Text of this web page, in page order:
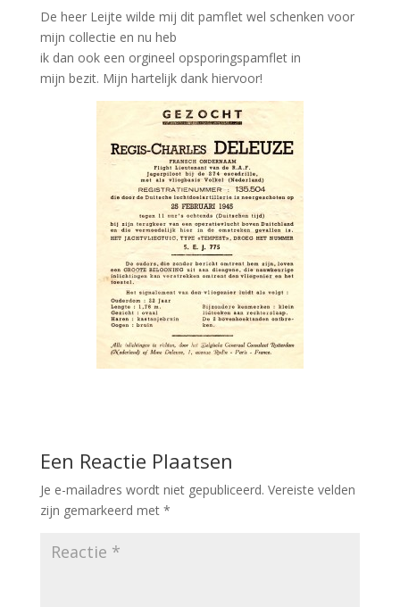
De heer Leijte wilde mij dit pamflet wel schenken voor
mijn collectie en nu heb
ik dan ook een orgineel opsporingspamflet in
mijn bezit. Mijn hartelijk dank hiervoor!
Een Reactie Plaatsen
Je e-mailadres wordt niet gepubliceerd. Vereiste velden
zijn gemarkeerd met *